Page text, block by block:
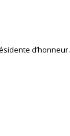
d’honneur.